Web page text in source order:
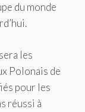
du monde
les
Polonais de
pour les
réussi à